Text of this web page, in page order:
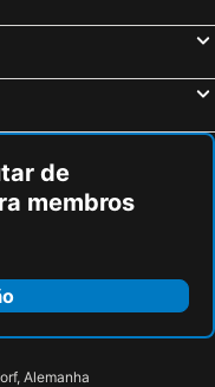
de
membros
Alemanha